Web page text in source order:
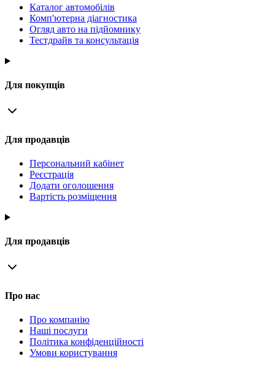
Каталог автомобілів
Комп'ютерна діагностика
Огляд авто на підйомнику
Тестдрайв та консультація
Для покупців
Для продавців
Персональний кабінет
Реєстрація
Додати оголошення
Вартість розміщення
Для продавців
Про нас
Про компанію
Наші послуги
Політика конфіденційності
Умови користування